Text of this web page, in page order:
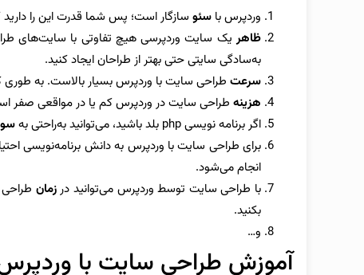
وردپرس با سئوسازگار است؛ پس شما قدرت این را
ظاهریک سایت وردپرسی هیچ تفاوتی با سایت‌های
به‌سادگی سایتی حتی بهتر از طراحان ایجاد کنید.
سرعتطراحی سایت با وردپرس بسیار بالاست. به
هزینهطراحی سایت در وردپرس کم یا در مواقعی صفر
اگر برنامه نویسی php بلد باشید، می‌توانید به‌راحتی به
برای طراحی سایت با وردپرس به دانش برنامه‌نویسی
انجام می‌شود.
با طراحی سایت توسط وردپرس می‌توانید درزمان
بکنید.
و…
آموزش طراحی سایت با